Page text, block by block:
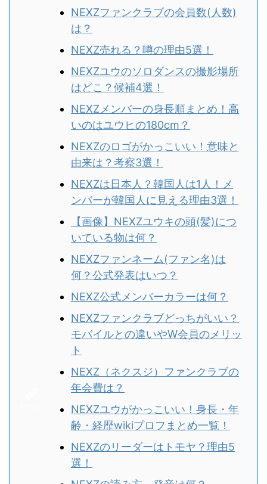
NEXZファンクラブの会員数(人数)
は？
NEXZ売れる？噂の理由5選！
NEXZユウのソロダンスの撮影場所
はどこ？候補4選！
NEXZメンバーの身長順まとめ！高
いのはユウヒの180cm？
NEXZのロゴがかっこいい！意味と
由来は？考察3選！
NEXZは日本人？韓国人は1人！メ
ンバーが韓国人に見える理由3選！
【画像】NEXZユウキの頭(髪)につ
いている物は何？
NEXZファンネーム(ファン名)は
何？公式発表はいつ？
NEXZ公式メンバーカラーは何？
NEXZファンクラブどっちがいい？
モバイルとの違いやW会員のメリッ
ト
NEXZ（ネクスジ）ファンクラブの
年会費は？
NEXZユウがかっこいい！身長・年
齢・経歴wikiプロフまとめ一覧！
NEXZのリーダーはトモヤ？理由5
選！